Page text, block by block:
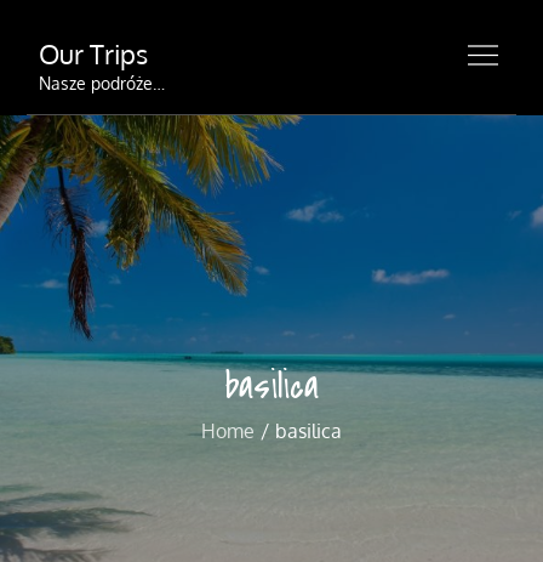
content
Our Trips
Nasze podróże…
basilica
Home basilica